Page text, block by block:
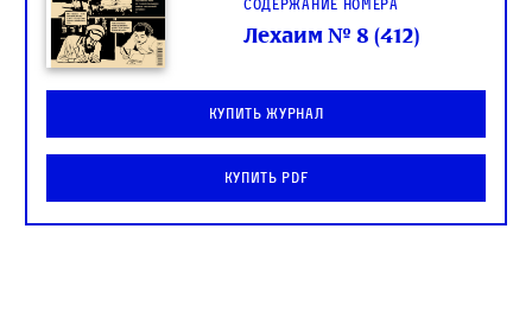
Содержание номера
Лехаим № 8 (412)
Купить журнал
Купить PDF